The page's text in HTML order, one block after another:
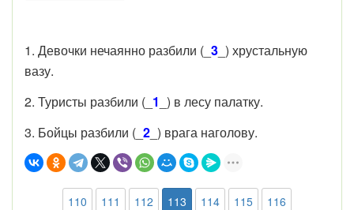
1. Девочки нечаянно разбили (_ 3 _) хрустальную
вазу.
2. Туристы разбили (_ 1 _) в лесу палатку.
3. Бойцы разбили (_ 2 _) врага наголову.
110 111 112 113 114 115 116